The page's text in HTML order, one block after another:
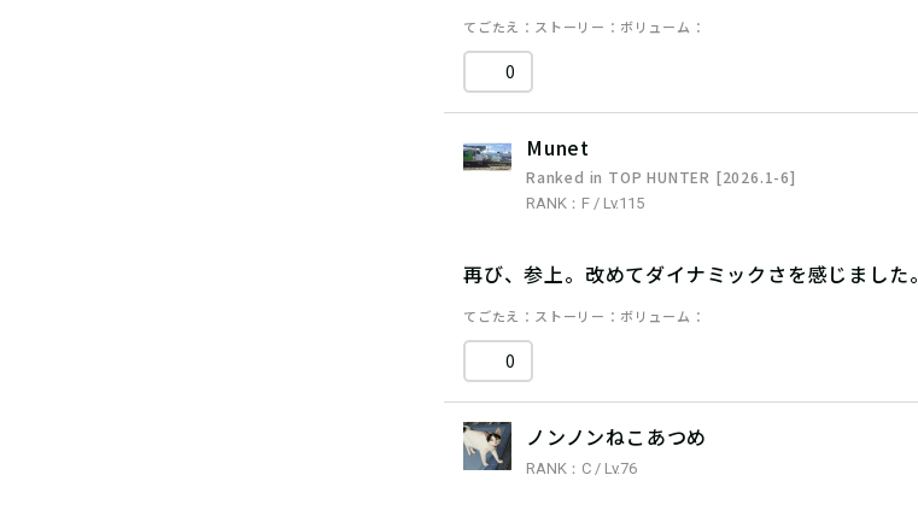
てごたえ ストーリー ボリューム
0
Munet
Ranked in TOP HUNTER [2026.1-6]
RANK：F / Lv.115
再び、参上。改めてダイナミックさを感じました。
てごたえ ストーリー ボリューム
0
ノンノンねこあつめ
RANK：C / Lv.76